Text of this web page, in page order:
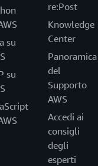
su
su
re:Post
Knowledge
Center
Panoramica
del
Supporto
AWS
Accedi ai
consigli
degli
esperti